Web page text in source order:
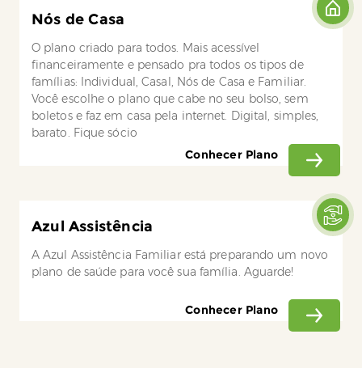
Nós de Casa
O plano criado para todos. Mais acessível
financeiramente e pensado pra todos os tipos de
famílias: Individual, Casal, Nós de Casa e Familiar.
Você escolhe o plano que cabe no seu bolso, sem
boletos e faz em casa pela internet. Digital, simples,
barato. Fique sócio
Conhecer Plano
Azul Assistência
A Azul Assistência Familiar está preparando um novo
plano de saúde para você sua família. Aguarde!
Conhecer Plano